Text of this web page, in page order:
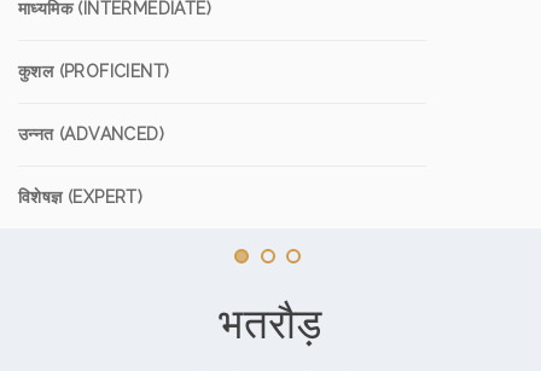
माध्यमिक (INTERMEDIATE)
कुशल (PROFICIENT)
उन्नत (ADVANCED)
विशेषज्ञ (EXPERT)
भतरौड़